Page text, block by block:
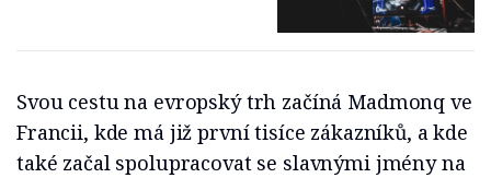
Svou cestu na evropský trh začíná Madmonq ve
Francii, kde má již první tisíce zákazníků, a kde
také začal spolupracovat se slavnými jmény na